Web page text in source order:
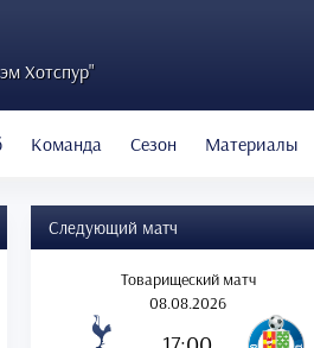
Хотспур"
Команда Сезон Материалы
Следующий матч
Товарищеский матч
08.08.2026